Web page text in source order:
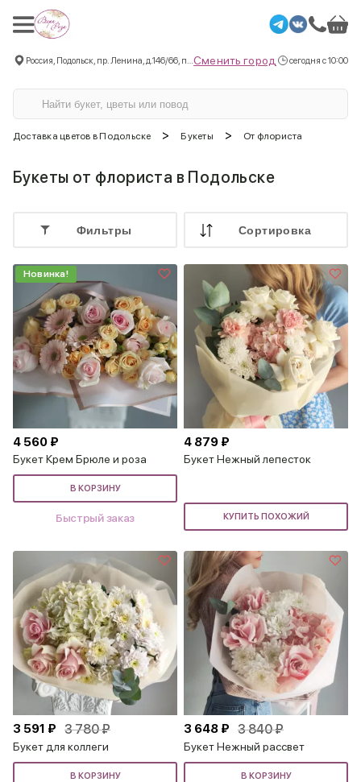
Сменить город сегодня с 10:00
Доставка цветов в Подольске > Букеты > От флориста
Букеты от флориста в Подольске
Фильтры Cортировка
Новинка!
4 560 ₽
Букет Крем Брюле и роза
В КОРЗИНУ
Быстрый заказ
4 879 ₽
Букет Нежный лепесток
КУПИТЬ ПОХОЖИЙ
3 591 ₽ 3 780 ₽
Букет для коллеги
В КОРЗИНУ
3 648 ₽ 3 840 ₽
Букет Нежный рассвет
В КОРЗИНУ